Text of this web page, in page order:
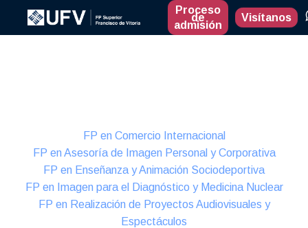
Proceso
de
admisión
Visítanos
FP en Comercio Internacional
FP en Asesoría de Imagen Personal y Corporativa
FP en Enseñanza y Animación Sociodeportiva
FP en Imagen para el Diagnóstico y Medicina Nuclear
FP en Realización de Proyectos Audiovisuales y
Espectáculos